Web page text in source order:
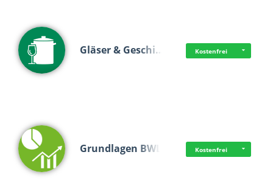
Gläser & Geschi… Kostenfrei
Grundlagen BWL Kostenfrei